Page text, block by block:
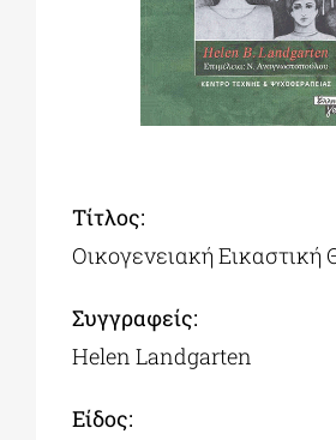
ΠΟΛΙΤΙΣΤΙΚΟΙ ΦΟΡΕΙΣ
ΧΩΡΟΙ ΤΕΧΝΗΣ
Τίτλος:
Οικογενειακή Εικαστική
Συγγραφείς:
Helen Landgarten
Είδος: